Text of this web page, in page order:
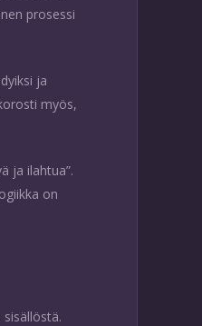
prosessi
ja
myös,
ja ilahtua”.
on